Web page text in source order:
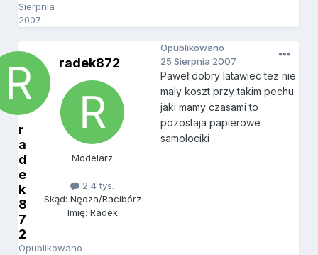
Sierpnia
2007
r
a
d
e
k
8
7
2
Opublikowano
radek872
Modelarz
2,4 tys.
Skąd: Nędza/Racibórz
Imię: Radek
Opublikowano
25 Sierpnia 2007
Paweł dobry latawiec tez nie
maly koszt przy takim pechu
jaki mamy czasami to
pozostaja papierowe
samolociki